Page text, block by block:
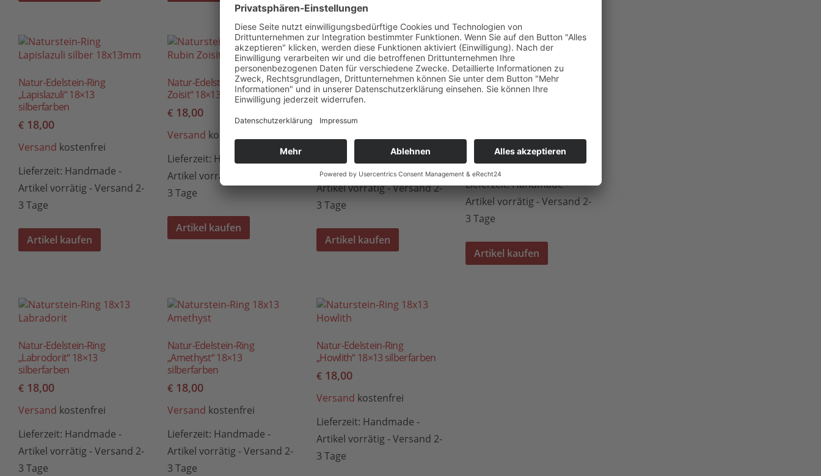
Natur-Edelstein-Ring
„Lapislazuli“ 18×13
silberfarben
€ 18,00
Versand kostenfrei
Lieferzeit: Handmade -
Artikel vorrätig - Versand 2-
3 Tage
Artikel kaufen
Natur-Edelstein-Ring „Rubin
Zoisit“ 18×13 silberfarben
€ 18,00
Versand kostenfrei
Lieferzeit: Handmade -
Artikel vorrätig - Versand 2-
3 Tage
Artikel kaufen
Natur-Edelstein-Ring
„Mahagony Jaspis“ 18×13
silberfarben
€18,00
kostenfrei
Lieferzeit:Handmade -
Artikel vorrätig - Versand 2-
3 Tage
Artikel kaufen
Natur-Edelstein-Ring
€ 18,00
Versandkostenfrei
Lieferzeit:Handmade -
Artikel vorrätig - Versand 2-
3 Tage
Artikel kaufen
Natur-Edelstein-Ring
„Labrodorit“ 18×13
silberfarben
€ 18,00
Versand kostenfrei
Lieferzeit: Handmade -
Artikel vorrätig - Versand 2-
3 Tage
Natur-Edelstein-Ring
„Amethyst“ 18×13
silberfarben
€ 18,00
Versand kostenfrei
Lieferzeit: Handmade -
Artikel vorrätig - Versand 2-
3 Tage
Natur-Edelstein-Ring
„Howlith“ 18×13 silberfarben
€ 18,00
Versand kostenfrei
Lieferzeit: Handmade -
Artikel vorrätig - Versand 2-
3 Tage